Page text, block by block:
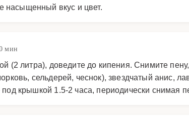
насыщенный вкус и цвет.
мин
(2 литра), доведите до кипения. Снимите
сельдерей, чеснок), звездчатый анис,
крышкой 1.5-2 часа, периодически снимая